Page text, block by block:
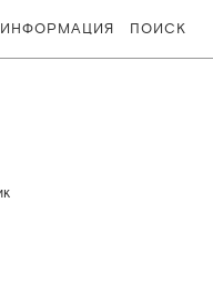
ИНФОРМАЦИЯ ПОИСК